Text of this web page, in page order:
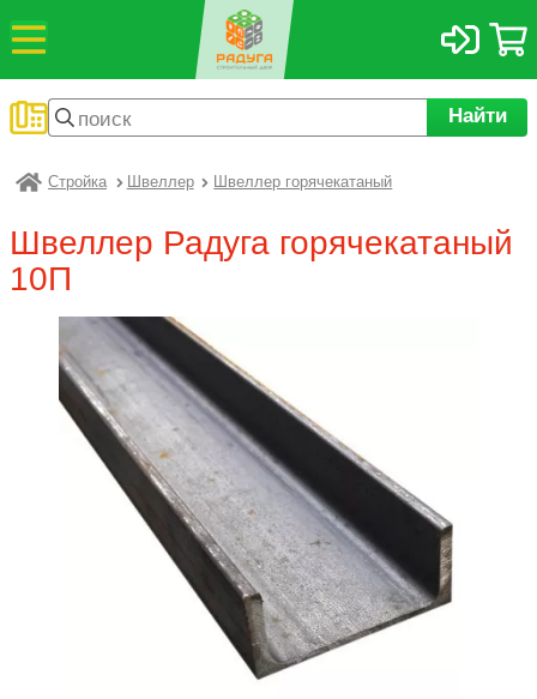
Найти
Радуга
Стройка Швеллер Швеллер горячекатаный
Швеллер Радуга горячекатаный
10П